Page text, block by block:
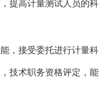
提高计量测试人员的科
，接受委托进行计量科
技术职务资格评定，能